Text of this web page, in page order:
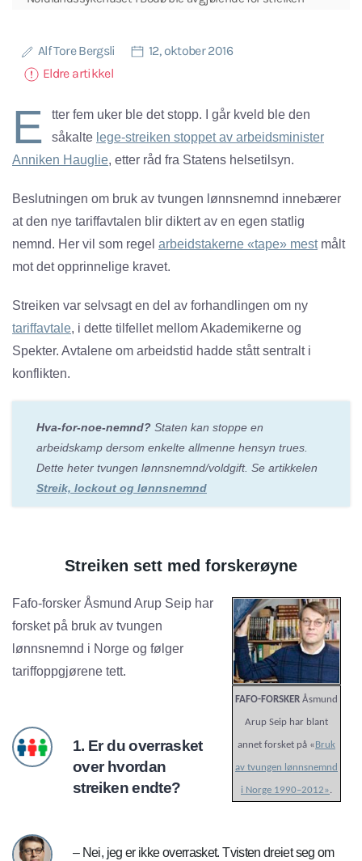
Alf Tore Bergsli
12, oktober 2016
Eldre artikkel
E
tter fem uker ble det stopp. I går kveld ble den
såkalte lege-streiken stoppet av arbeidsminister
Anniken Hauglie, etter råd fra Statens helsetilsyn.
Beslutningen om bruk av tvungen lønnsnemnd innebærer
at den nye tariffavtalen blir diktert av en egen statlig
nemnd. Her vil som regel arbeidstakerne «tape» mestmålt
mot det opprinnelige kravet.
Streiken var selvsagt en del av forhandlingen om ny
tariffavtale, i dette tilfellet mellom Akademikerne og
Spekter. Avtalene om arbeidstid hadde stått sentralt i
konflikten.
Hva-for-noe-nemnd? Staten kan stoppe en
arbeidskamp dersom enkelte allmenne hensyn trues.
Dette heter tvungen lønnsnemnd/voldgift. Se artikkelen
Streik, lockout og lønnsnemnd
Streiken sett med forskerøyne
FAFO-FORSKER Åsmund
Arup Seip har blant
annet forsket på « Bruk
av tvungen lønnsnemnd
i Norge 1990–2012».
Fafo-forsker Åsmund Arup Seip har
forsket på bruk av tvungen
lønnsnemnd i Norge og følger
tariffoppgjørene tett.
1. Er du overrasket
over hvordan
streiken endte?
– Nei, jeg er ikke overrasket. Tvisten dreiet seg om